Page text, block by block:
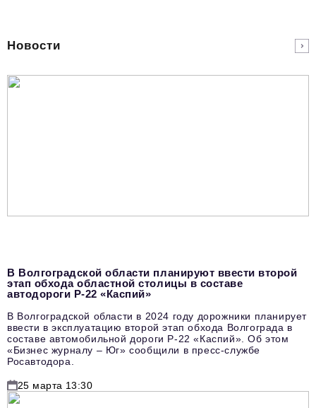
Новости
В Волгоградской области планируют ввести второй
этап обхода областной столицы в составе
автодороги Р-22 «Каспий»
В Волгоградской области в 2024 году дорожники планирует
ввести в эксплуатацию второй этап обхода Волгограда в
составе автомобильной дороги Р-22 «Каспий». Об этом
«Бизнес журналу – Юг» сообщили в пресс-службе
Росавтодора.
25 марта 13:30